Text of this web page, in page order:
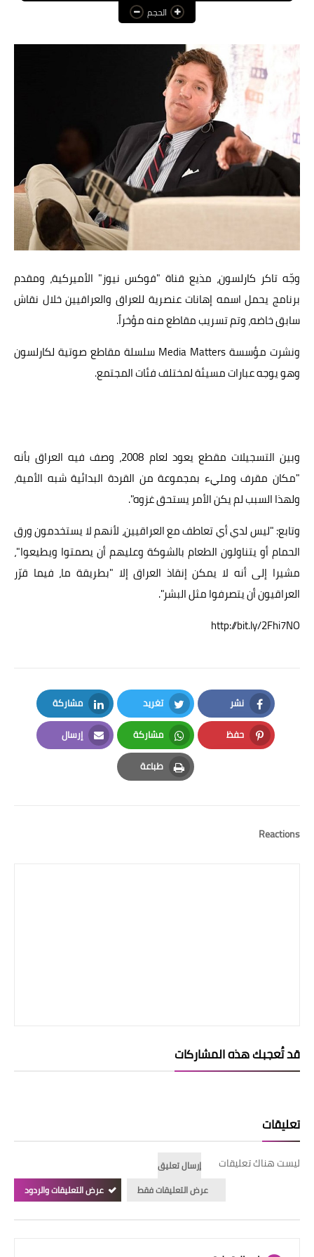
عالم المرأة
فن وثقافة
أخبار النجوم
أخبار العالم
الحجم
وجّه تاكر كارلسون، مذيع قناة "فوكس نيوز" الأميركية، ومقدم
برنامج يحمل اسمه إهانات عنصرية للعراق والعراقيين خلال نقاش
سابق خاضه، وتم تسريب مقاطع منه مؤخراً.
ونشرت مؤسسة Media Matters سلسلة مقاطع صوتية لكارلسون
وهو يوجه عبارات مسيئة لمختلف فئات المجتمع.
وبين التسجيلات مقطع يعود لعام 2008، وصف فيه العراق بأنه
"مكان مقرف ومليء بمجموعة من القردة البدائية شبه الأمية،
ولهذا السبب لم يكن الأمر يستحق غزوه".
وتابع: "ليس لدي أي تعاطف مع العراقيين، لأنهم لا يستخدمون ورق
الحمام أو يتناولون الطعام بالشوكة وعليهم أن يصمتوا ويطيعوا"،
مشيرا إلى أنه لا يمكن إنقاذ العراق إلا "بطريقة ما، فيما قرّر
العراقيون أن يتصرفوا مثل البشر".
http://bit.ly/2Fhi7NO
نشر
Facebook
تغريد
Twitter
مشاركة
LinkedIn
حفظ
Pinterest
مشاركة
Whatsapp
إرسال
Email
طباعة
Print
Reactions
قد تُعجبك هذه المشاركات
تعليقات
ليست هناك تعليقات
إرسال تعليق
عرض التعليقات فقط
عرض التعليقات والردود